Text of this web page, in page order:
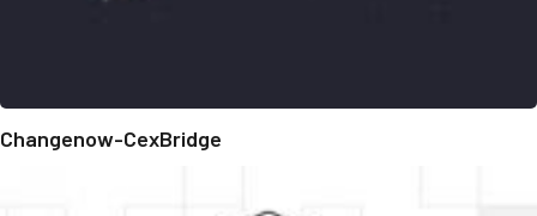
Changenow-CexBridge